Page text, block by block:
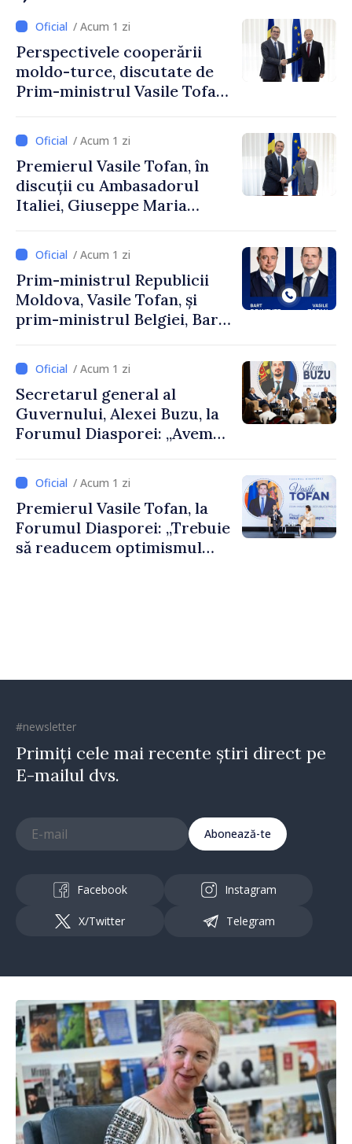
/ Acum 1 zi
Perspectivele cooperării
moldo-turce, discutate de
Prim-ministrul Vasile Tofan
Uygar Mustafa Sertel
/ Acum 1 zi
Premierul Vasile Tofan, în
discuții cu Ambasadorul
Italiei, Giuseppe Maria
/ Acum 1 zi
Prim-ministrul Republicii
Moldova, Vasile Tofan, și
prim-ministrul Belgiei, Bart
despre parcursul european
al Republicii Moldova.
/ Acum 1 zi
Secretarul general al
Guvernului, Alexei Buzu, la
Forumul Diasporei: „Avem
dumneavoastră pentru a
construi comunități mai
puternice”
/ Acum 1 zi
Premierul Vasile Tofan, la
Forumul Diasporei: „Trebuie
să readucem optimismul
#newsletter
Primiți cele mai recente știri direct pe
E-mailul dvs.
Abonează-te
Facebook Instagram
X/Twitter Telegram